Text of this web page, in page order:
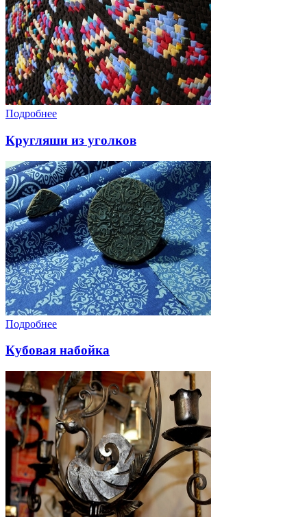
Подробнее
Кругляши из уголков
Подробнее
Кубовая набойка